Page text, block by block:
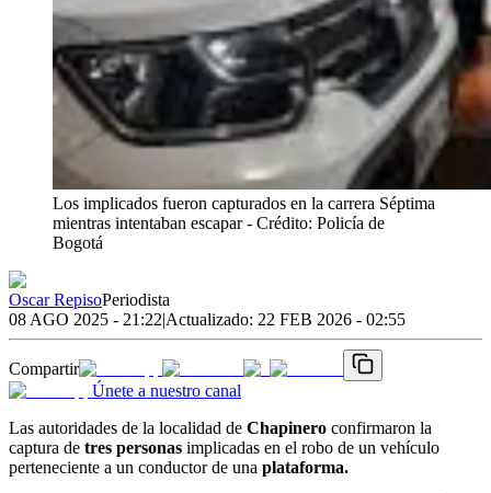
Los implicados fueron capturados en la carrera Séptima
mientras intentaban escapar - Crédito: Policía de
Bogotá
Oscar RepisoPeriodista
08 AGO 2025 - 21:22|Actualizado: 22 FEB 2026 - 02:55
Compartir
Únete a nuestro canal
Las autoridades de la localidad de Chapinero confirmaron la
captura de tres personas implicadas en el robo de un vehículo
perteneciente a un conductor de una plataforma.